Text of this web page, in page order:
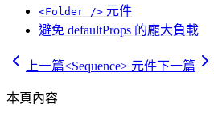
<Folder /> 元件
避免 defaultProps 的龐大負載
上一篇<Sequence> 元件下一篇
本頁內容